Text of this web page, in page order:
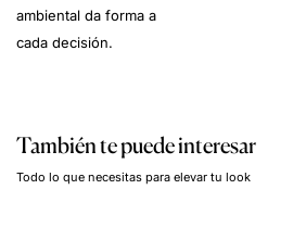
ambiental da forma a
cada decisión.
También te puede interesar
Todo lo que necesitas para elevar tu look